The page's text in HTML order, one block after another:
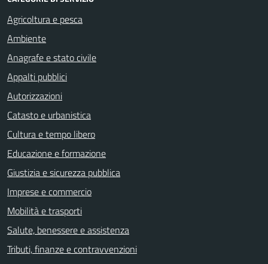
Agricoltura e pesca
Ambiente
Anagrafe e stato civile
Appalti pubblici
Autorizzazioni
Catasto e urbanistica
Cultura e tempo libero
Educazione e formazione
Giustizia e sicurezza pubblica
Imprese e commercio
Mobilità e trasporti
Salute, benessere e assistenza
Tributi, finanze e contravvenzioni